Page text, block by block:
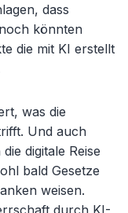
dass
könnten
die mit KI erstellt
was die
Und auch
digitale Reise
bald Gesetze
weisen.
durch KI-